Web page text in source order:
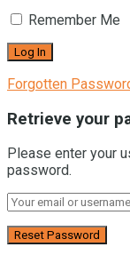
Remember Me
Forgotten
Retrieve your
Please enter your
password.